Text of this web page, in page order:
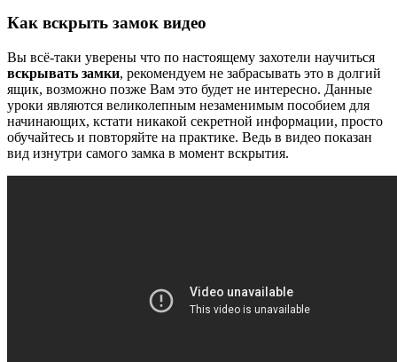
Как вскрыть замок видео
Вы всё-таки уверены что по настоящему захотели научиться
вскрывать замки, рекомендуем не забрасывать это в долгий
ящик, возможно позже Вам это будет не интересно. Данные
уроки являются великолепным незаменимым пособием для
начинающих, кстати никакой секретной информации, просто
обучайтесь и повторяйте на практике. Ведь в видео показан
вид изнутри самого замка в момент вскрытия.